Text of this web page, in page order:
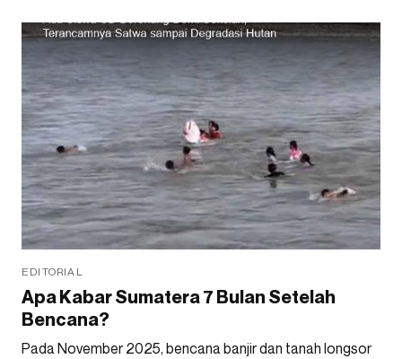
EDITORIAL
Apa Kabar Sumatera 7 Bulan Setelah
Bencana?
Pada November 2025, bencana banjir dan tanah longsor